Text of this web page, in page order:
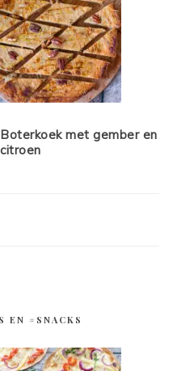
Boterkoek met gember en
citroen
EN #SNACKS